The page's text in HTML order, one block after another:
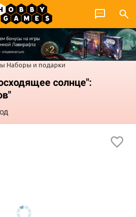
Наборы и подарки
солнце":